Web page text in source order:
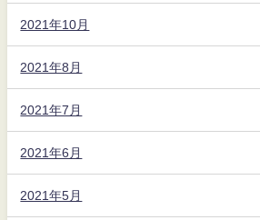
2021年10月
2021年8月
2021年7月
2021年6月
2021年5月